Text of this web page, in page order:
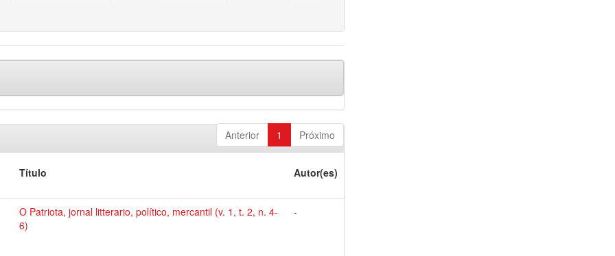
Anterior 1 Próximo
Título Autor(es)
O Patriota, jornal litterario, político, mercantil (v. 1, t. 2, n. 4-
6)
-